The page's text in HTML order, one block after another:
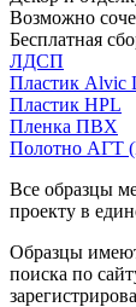
Возможно
Бесплатная
ЛДСП
Пластик Alvic
Пластик HPL
Пленка ПВХ
Полотно
Все образцы
проекту в
Образцы
поиска по